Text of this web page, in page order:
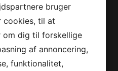
–
–
DEL
–
bruger
cookies, til at
om dig til forskellige
af annoncering,
funktionalitet,